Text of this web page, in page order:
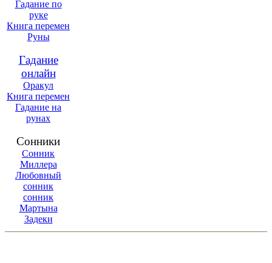
Гадание по
руке
Книга перемен
Руны
Гадание
онлайн
Оракул
Книга перемен
Гадание на
рунах
Сонники
Сонник
Миллера
Любовный
сонник
сонник
Мартына
Задеки